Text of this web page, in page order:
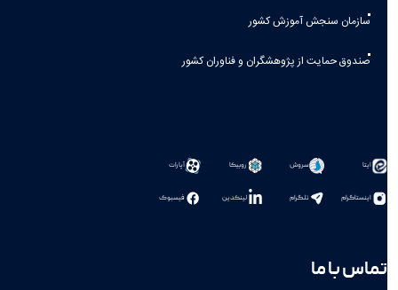
سازمان سنجش آموزش کشور
صندوق حمایت از پژوهشگران و فناوران کشور
ایتا سروش روبیکا آپارات
اینستاگرام تلگرام لینکدین فیسبوک
تماس با ما